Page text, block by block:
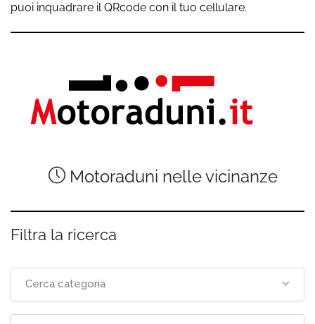
puoi inquadrare il QRcode con il tuo cellulare.
Motoraduni nelle vicinanze
Filtra la ricerca
Cerca categoria